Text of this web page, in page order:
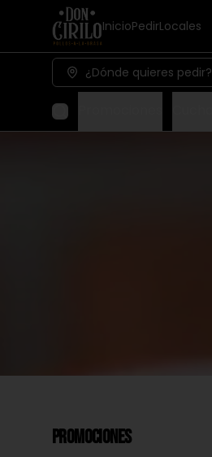
InicioPedirLocales
¿Dónde quieres pedir?
Promociones